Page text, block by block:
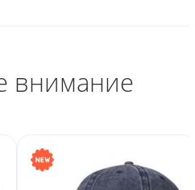
внимание